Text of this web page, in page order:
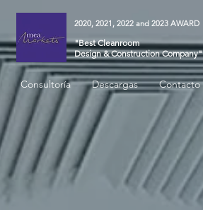
2020, 2021, 2022 and 2023 AWARD
"Best Cleanroom
Design & Construction Company"
Consultoría Descargas Contacto